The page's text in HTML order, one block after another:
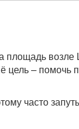
площадь
цель – помочь
часто